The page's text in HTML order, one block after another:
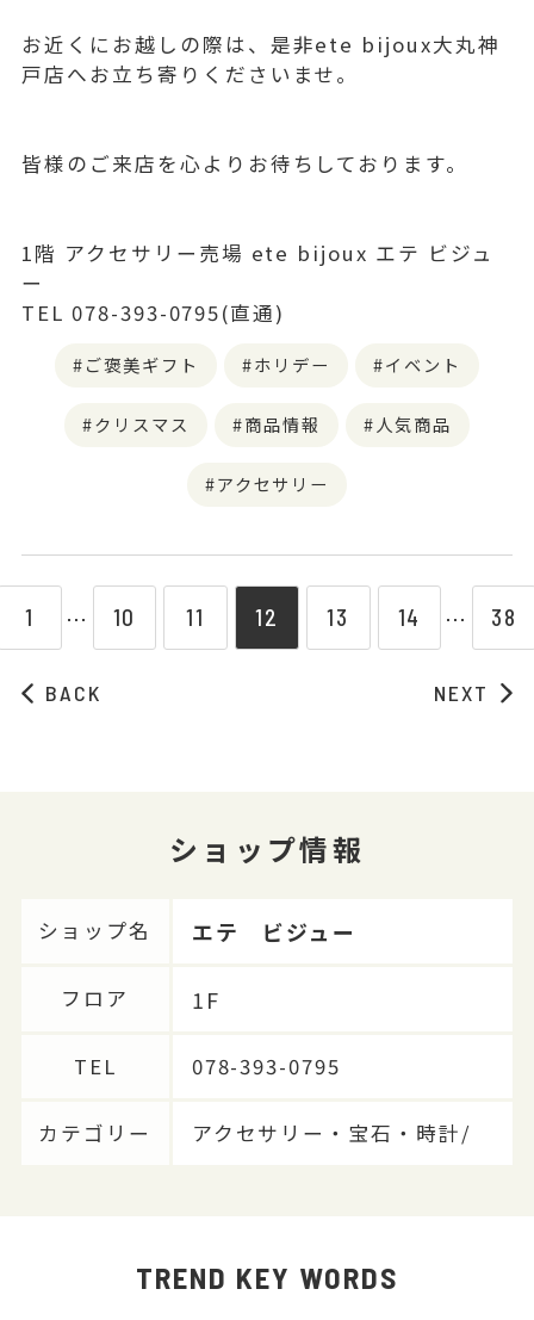
お近くにお越しの際は、是非ete bijoux大丸神
戸店へお立ち寄りくださいませ。
皆様のご来店を心よりお待ちしております。
1階 アクセサリー売場 ete bijoux エテ ビジュ
ー
TEL 078-393-0795(直通)
ご褒美ギフト ホリデー イベント
クリスマス 商品情報 人気商品
アクセサリー
BACK
1 ⋯ 10 11 12 13 14 ⋯ 38
NEXT
ショップ情報
ショップ名 エテ ビジュー
フロア 1F
TEL 078-393-0795
カテゴリー アクセサリー・宝石・時計/
TREND KEY WORDS